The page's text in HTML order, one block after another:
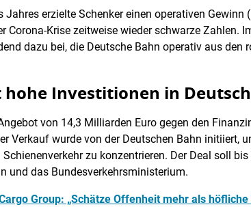
Jahres erzielte Schenker einen operativen
Corona-Krise zeitweise wieder schwarze Zahlen.
dazu bei, die Deutsche Bahn operativ aus den
hohe Investitionen in
von 14,3 Milliarden Euro gegen den
Verkauf wurde von der Deutschen Bahn initiiert,
zu konzentrieren. Der Deal soll
und das Bundesverkehrsministerium.
Group: „Schätze Offenheit mehr als